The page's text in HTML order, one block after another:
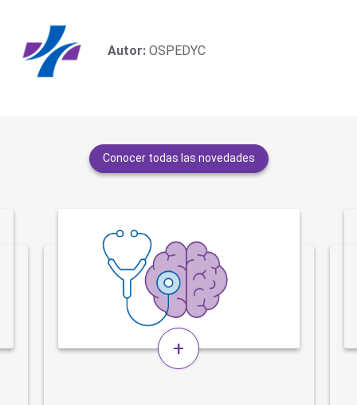
Autor: OSPEDYC
Conocer todas las novedades
+